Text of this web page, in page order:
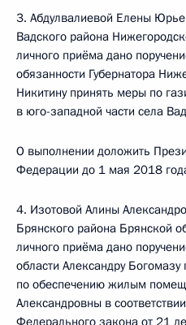
3. Абдулвалиевой Елены
Вадского района
личного приёма дано
обязанности Губернатора
Никитину принять меры по
в юго-западной части села
О выполнении доложить
Федерации до 1 мая 2018
4. Изотовой Алины
Брянского района Брянской
личного приёма дано
области Александру
по обеспечению жилым
Александровны в
Федерального закона от 21